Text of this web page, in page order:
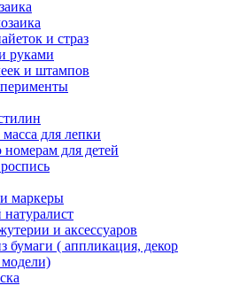
и страз
руками
и штампов
для лепки
номерам для детей
маркеры
и аксессуаров
бумаги ( аппликация, декор